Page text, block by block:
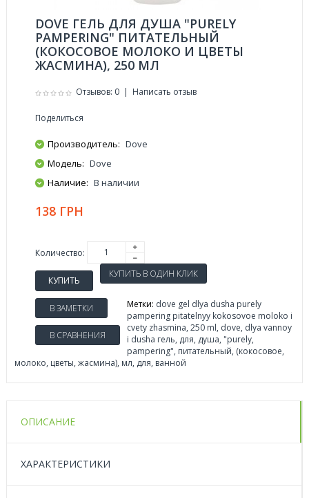
DOVE ГЕЛЬ ДЛЯ ДУША "PURELY
PAMPERING" ПИТАТЕЛЬНЫЙ
(КОКОСОВОЕ МОЛОКО И ЦВЕТЫ
ЖАСМИНА), 250 МЛ
Отзывов: 0 | Написать отзыв
Поделиться
Производитель: Dove
Модель: Dove
Наличие: В наличии
138 ГРН
Количество:
КУПИТЬ
В ЗАМЕТКИ
В СРАВНЕНИЯ
Метки: dove gel dlya dusha purely
pampering pitatelnyy kokosovoe moloko i
cvety zhasmina, 250 ml, dove, dlya vannoy
i dusha гель, для, душа, "purely,
pampering", питательный, (кокосовое,
молоко, цветы, жасмина), мл, для, ванной
ОПИСАНИЕ
ХАРАКТЕРИСТИКИ